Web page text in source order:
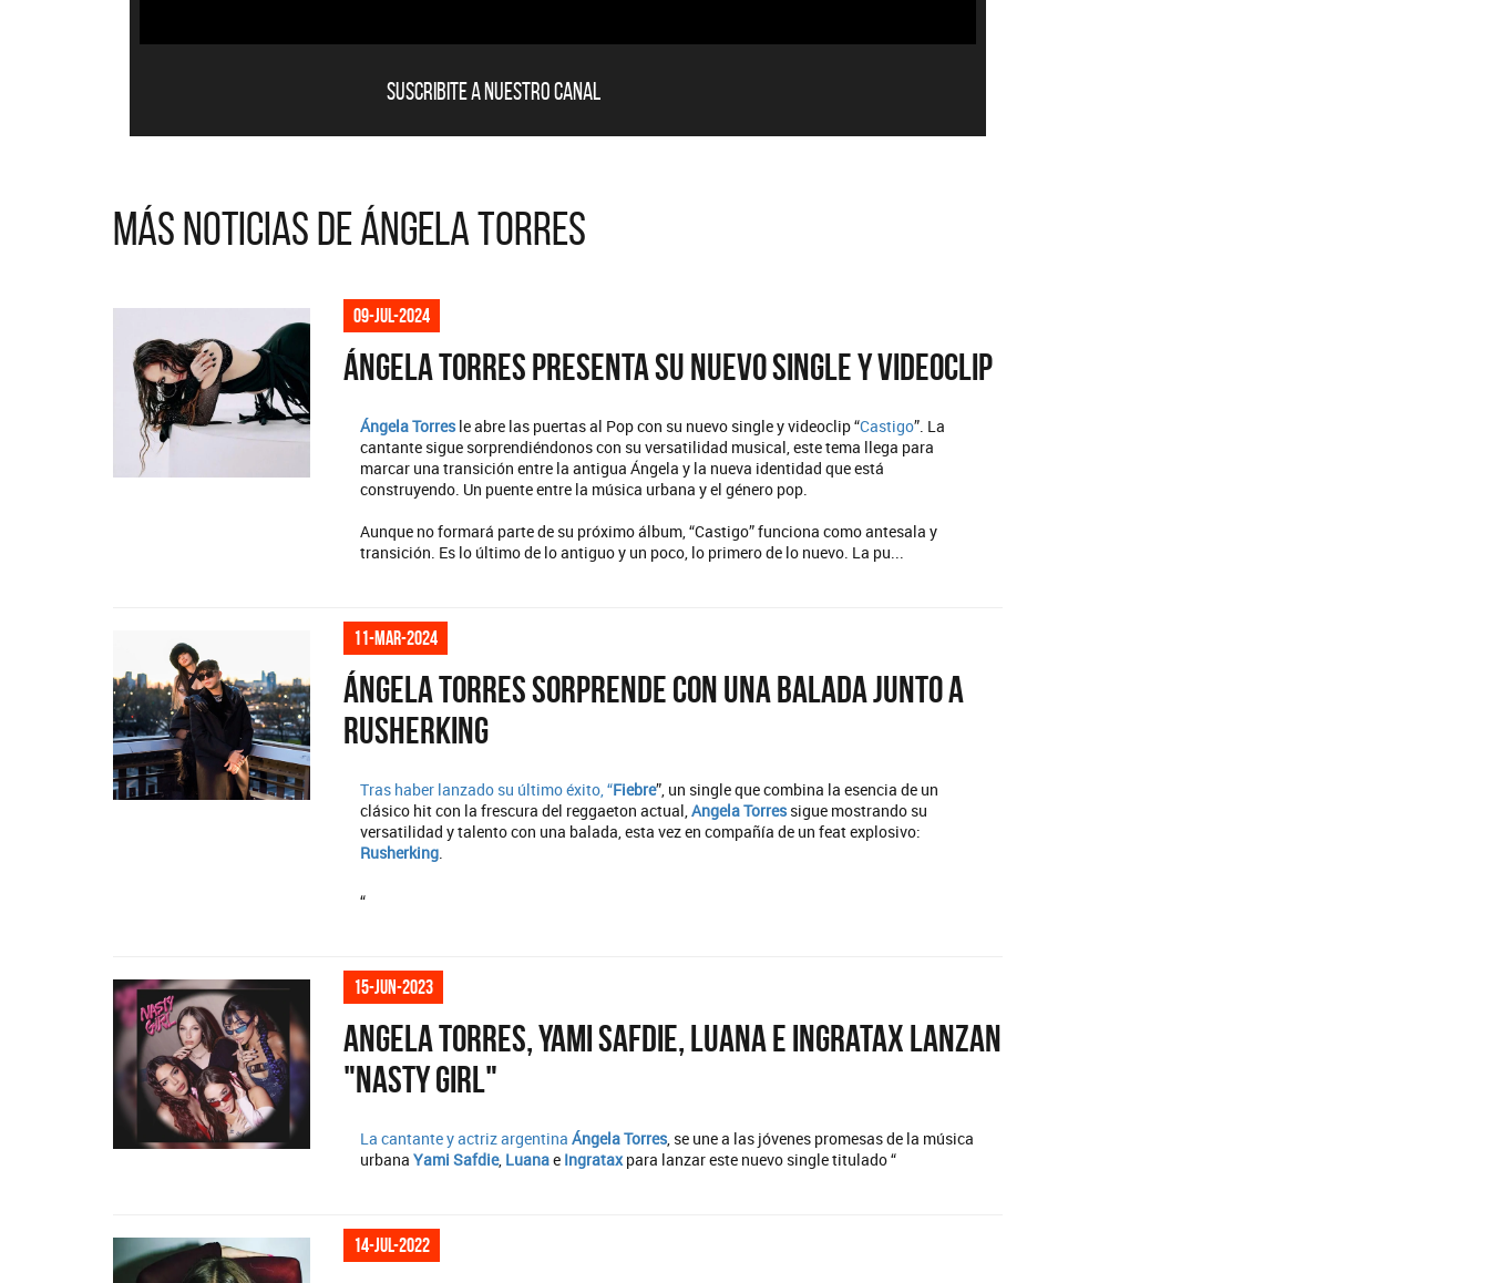
Suscribite a nuestro canal
Más noticias de Ángela Torres
09-jul-2024
Ángela Torres presenta su nuevo single y videoclip
Ángela Torresle abre las puertas al Pop con su nuevo single y videoclip “Castigo”. La
cantante sigue sorprendiéndonos con su versatilidad musical, este tema llega para
marcar una transición entre la antigua Ángela y la nueva identidad que está
construyendo. Un puente entre la música urbana y el género pop.
Aunque no formará parte de su próximo álbum, “Castigo” funciona como antesala y
transición. Es lo último de lo antiguo y un poco, lo primero de lo nuevo. La pu...
11-mar-2024
Ángela Torres sorprende con una balada junto a
Rusherking
Tras haber lanzado su último éxito, “Fiebre”, un single que combina la esencia de un
clásico hit con la frescura del reggaeton actual,Angela Torressigue mostrando su
versatilidad y talento con una balada, esta vez en compañía de un feat explosivo:
Rusherking.
“
15-jun-2023
Angela Torres, Yami Safdie, Luana e Ingratax lanzan
"Nasty girl"
La cantante y actriz argentinaÁngela Torres, se une a las jóvenes promesas de la música
urbana Yami Safdie, Luanae Ingrataxpara lanzar este nuevo single titulado “
14-jul-2022